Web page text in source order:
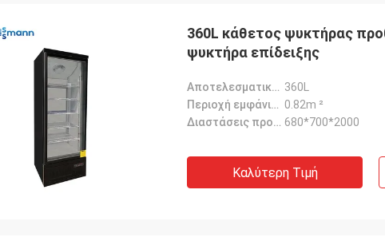
και αποστέλλονται άμεσα
καλά συσκευασμένα και
με τέλεια λειτουργία..
360L κάθετος ψυκτήρας
ψυκτήρα επίδειξης
Αποτελεσματικός όγκος: 360L
Περιοχή εμφάνισης: 0.82m ²
Διαστάσεις προϊόντος: 680*700*2000
Καλύτερη Τιμή